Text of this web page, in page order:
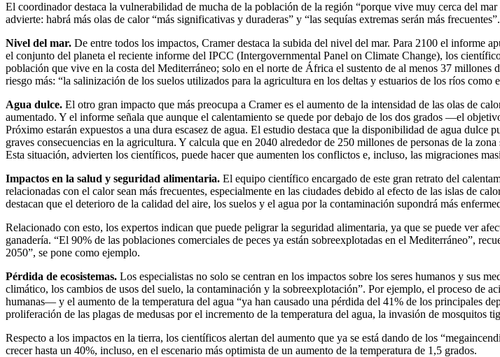
El coordinador destaca la vulnerabilidad de mucha de la población de la región “porque vive muy cerca del
advierte: habrá más olas de calor “más significativas y duraderas” y “las sequías extremas serán más frecuentes”.
Nivel del mar. De entre todos los impactos, Cramer destaca la subida del nivel del mar. Para 2100 el informe
el conjunto del planeta el reciente informe del IPCC (Intergovernmental Panel on Climate Change), los
población que vive en la costa del Mediterráneo; solo en el norte de África el sustento de al menos 37 millones
riesgo más: “la salinización de los suelos utilizados para la agricultura en los deltas y estuarios de los ríos
Agua dulce. El otro gran impacto que más preocupa a Cramer es el aumento de la intensidad de las olas de
aumentado. Y el informe señala que aunque el calentamiento se quede por debajo de los dos grados —el
Próximo estarán expuestos a una dura escasez de agua. El estudio destaca que la disponibilidad de agua
graves consecuencias en la agricultura. Y calcula que en 2040 alrededor de 250 millones de personas de la
Esta situación, advierten los científicos, puede hacer que aumenten los conflictos e, incluso, las migraciones
Impactos en la salud y seguridad alimentaria. El equipo científico encargado de este gran retrato del
relacionadas con el calor sean más frecuentes, especialmente en las ciudades debido al efecto de las islas de
destacan que el deterioro de la calidad del aire, los suelos y el agua por la contaminación supondrá más
Relacionado con esto, los expertos indican que puede peligrar la seguridad alimentaria, ya que se puede ver
ganadería. “El 90% de las poblaciones comerciales de peces ya están sobreexplotadas en el Mediterráneo”,
2050”, se pone como ejemplo.
Pérdida de ecosistemas. Los especialistas no solo se centran en los impactos sobre los seres humanos y sus
climático, los cambios de usos del suelo, la contaminación y la sobreexplotación”. Por ejemplo, el proceso de
humanas— y el aumento de la temperatura del agua “ya han causado una pérdida del 41% de los principales
proliferación de las plagas de medusas por el incremento de la temperatura del agua, la invasión de mosquitos
Respecto a los impactos en la tierra, los científicos alertan del aumento que ya se está dando de los
crecer hasta un 40%, incluso, en el escenario más optimista de un aumento de la temperatura de 1,5 grados.